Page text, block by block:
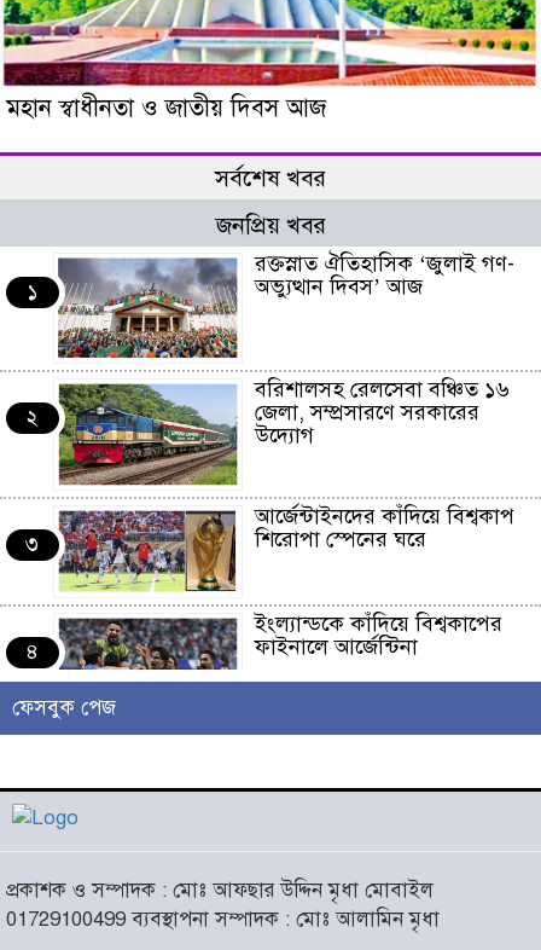
মহান স্বাধীনতা ও জাতীয় দিবস আজ
সর্বশেষ খবর
জনপ্রিয় খবর
১
রক্তস্নাত ঐতিহাসিক ‌‘জুলাই গণ-
অভ্যুত্থান দিবস’ আজ
২
বরিশালসহ রেলসেবা বঞ্চিত ১৬
জেলা, সম্প্রসারণে সরকারের
উদ্যোগ
৩
আর্জেন্টাইনদের কাঁদিয়ে বিশ্বকাপ
শিরোপা স্পেনের ঘরে
৪
ইংল্যান্ডকে কাঁদিয়ে বিশ্বকাপের
ফাইনালে আর্জেন্টিনা
৫
চরমোনাই
৬
আসন্ন বাকেরগঞ্জ পৌর নির্বাচনে
নারী কাউন্সিলর পদে দোয়া চাইলেন
বিএমএসএফ নেত্রী সাবরিনা
ফেসবুক পেজ
প্রকাশক ও সম্পাদক : মোঃ আফছার উদ্দিন মৃধা মোবাইল
01729100499 ব্যবস্থাপনা সম্পাদক : মোঃ আলামিন মৃধা